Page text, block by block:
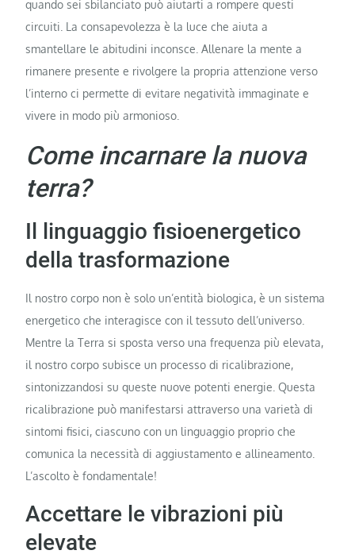
quando sei sbilanciato può aiutarti a rompere questi
circuiti. La consapevolezza è la luce che aiuta a
smantellare le abitudini inconsce. Allenare la mente a
rimanere presente e rivolgere la propria attenzione verso
l’interno ci permette di evitare negatività immaginate e
vivere in modo più armonioso.
Come incarnare la nuova
terra?
Il linguaggio fisioenergetico
della trasformazione
Il nostro corpo non è solo un’entità biologica, è un sistema
energetico che interagisce con il tessuto dell’universo.
Mentre la Terra si sposta verso una frequenza più elevata,
il nostro corpo subisce un processo di ricalibrazione,
sintonizzandosi su queste nuove potenti energie. Questa
ricalibrazione può manifestarsi attraverso una varietà di
sintomi fisici, ciascuno con un linguaggio proprio che
comunica la necessità di aggiustamento e allineamento.
L’ascolto è fondamentale!
Accettare le vibrazioni più
elevate